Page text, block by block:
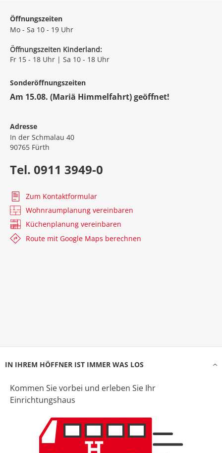
Öffnungszeiten
Mo - Sa 10 - 19 Uhr
Öffnungszeiten Kinderland:
Fr 15 - 18 Uhr | Sa 10 - 18 Uhr
Sonderöffnungszeiten
Am 15.08. (Mariä Himmelfahrt) geöffnet!
Adresse
In der Schmalau 40
90765 Fürth
Tel. 0911 3949-0
Zum Kontaktformular
Wohnraumplanung vereinbaren
Küchenplanung vereinbaren
Route mit Google Maps berechnen
IN IHREM HÖFFNER IST IMMER WAS LOS
Kommen Sie vorbei und erleben Sie Ihr
Einrichtungshaus